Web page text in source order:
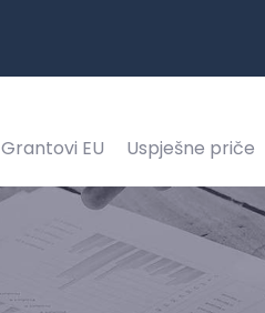
Grantovi EU Uspješne priče